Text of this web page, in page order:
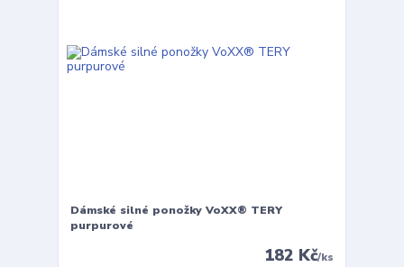
Dámské silné ponožky VoXX® TERY
purpurové
182 Kč/ks